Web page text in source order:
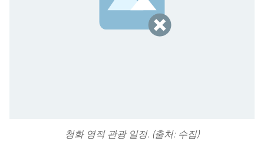
청화 영적 관광 일정. (출처: 수집)